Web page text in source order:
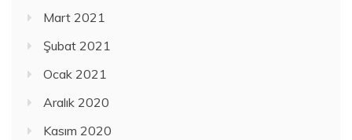
Mart 2021
Şubat 2021
Ocak 2021
Aralık 2020
Kasım 2020